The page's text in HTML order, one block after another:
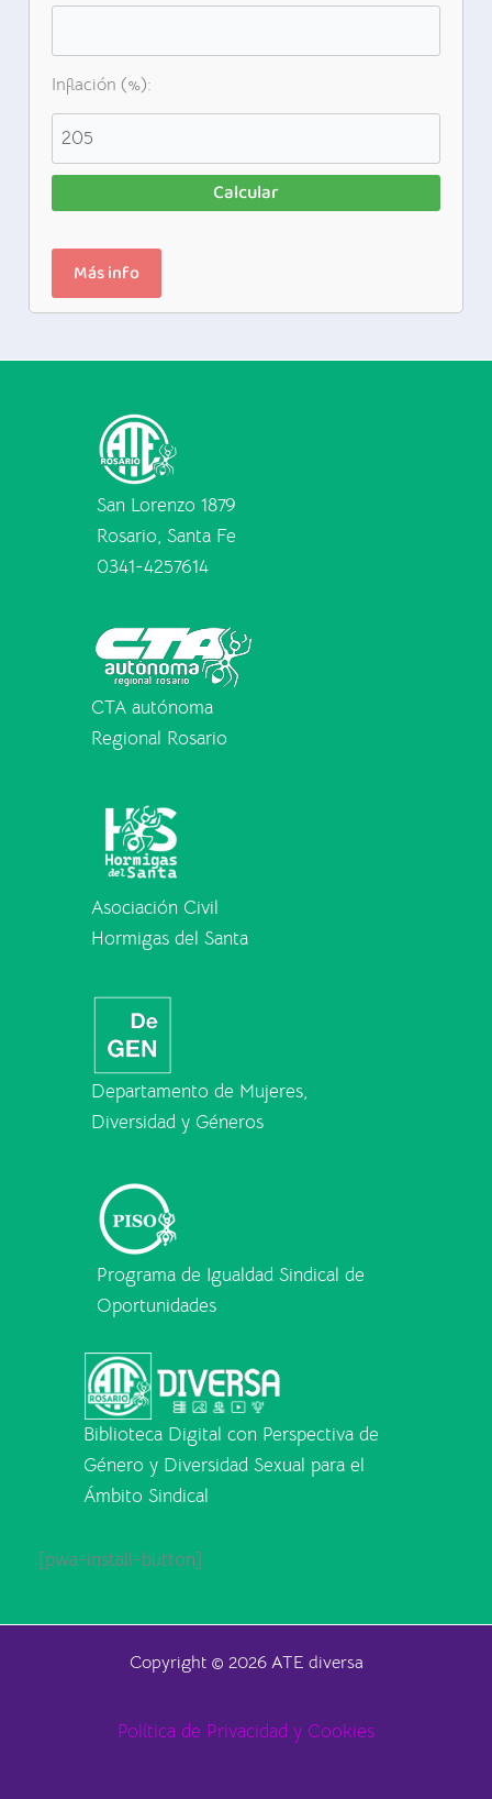
Inflación (%):
Calcular
Más info
San Lorenzo 1879
Rosario, Santa Fe
0341-4257614
CTA autónoma
Regional Rosario
Asociación Civil
Hormigas del Santa
Departamento de Mujeres,
Diversidad y Géneros
Programa de Igualdad Sindical de
Oportunidades
Biblioteca Digital con Perspectiva de
Género y Diversidad Sexual para el
Ámbito Sindical
[pwa-install-button]
Copyright © 2026 ATE diversa
Política de Privacidad y Cookies